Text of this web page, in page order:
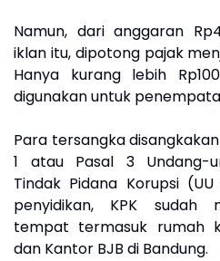
Namun, dari anggaran
iklan itu, dipotong pajak
Hanya kurang lebih
digunakan untuk
Para tersangka
1 atau Pasal 3 Undang-
Tindak Pidana Korupsi
penyidikan, KPK sudah
tempat termasuk rumah
dan Kantor BJB di Bandung.